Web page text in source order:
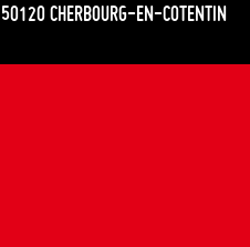
50120 CHERBOURG-EN-COTENTIN